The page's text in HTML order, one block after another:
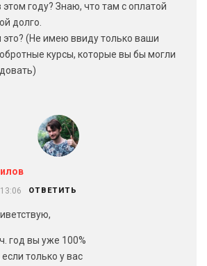
году? Знаю, что там с оплатой
долго.
(Не имею ввиду только ваши
курсы, которые вы бы могли
ОТВЕТИТЬ
год вы уже 100%
только у вас